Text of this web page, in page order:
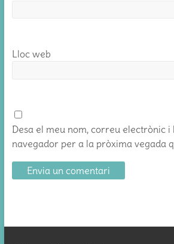
Lloc web
Desa el meu nom, correu electrònic i
navegador per a la pròxima vegada